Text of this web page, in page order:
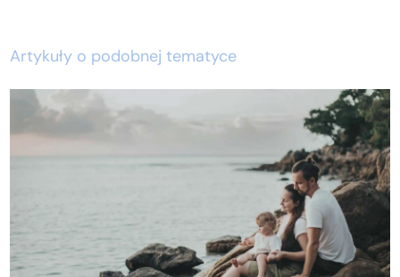
Artykuły o podobnej tematyce